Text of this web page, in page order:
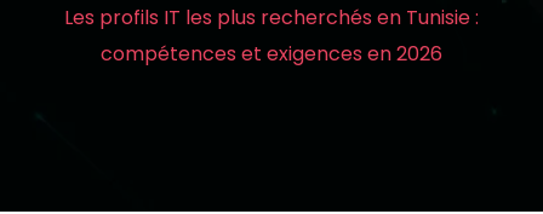
Les profils IT les plus recherchés en Tunisie :
compétences et exigences en 2026